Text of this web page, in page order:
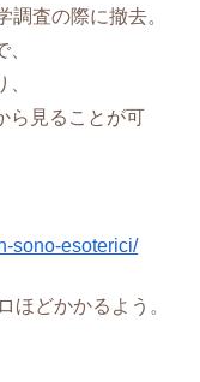
調査の際に撤去。
ら見ることが可
sono-esoterici/
ほどかかるよう。